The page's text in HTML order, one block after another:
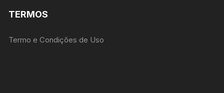
TERMOS
Termo e Condições de Uso